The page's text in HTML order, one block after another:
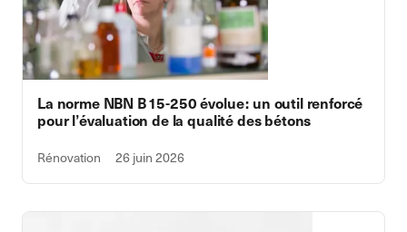
La norme NBN B 15-250 évolue : un outil renforcé
pour l’évaluation de la qualité des bétons
Rénovation 26 juin 2026